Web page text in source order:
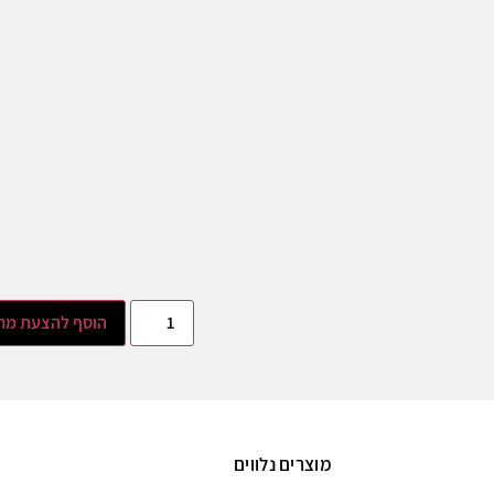
הוסף להצעת
מוצרים נלווים